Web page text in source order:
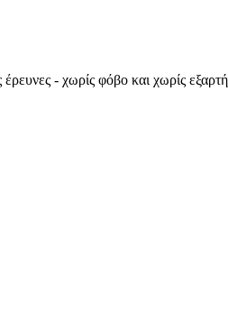
- χωρίς φόβο και χωρίς